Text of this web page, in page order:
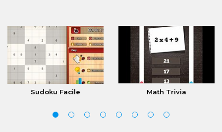
Sudoku Facile Math Trivia